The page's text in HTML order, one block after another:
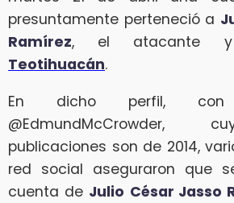
presuntamente perteneció a
Ramírez, el atacante
Teotihuacán.
En dicho perfil,
@EdmundMcCrowder,
publicaciones son de 2014,
red social aseguraron que
cuenta de Julio César Jasso